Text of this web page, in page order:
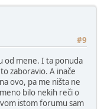
#9
od mene. I ta ponuda
zaboravio. A inače
ovo, pa me ništa ne
bilo nekih reči o
istom forumu sam